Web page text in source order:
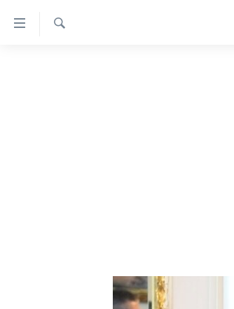
ရုပ်ရှင်ထဲက အင်္ဂလိပ်စာ
ရေဒီယို/တီဗွီအစီအစဉ်